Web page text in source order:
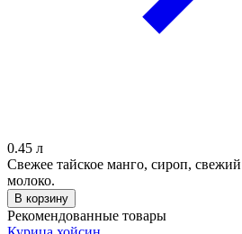
0.45 л
Свежее тайское манго, сироп,
молоко.
В корзину
Рекомендованные товары